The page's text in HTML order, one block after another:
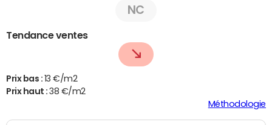
NC
Tendance ventes
Prix bas : 13 €/m2
Prix haut :38 €/m2
Méthodologie